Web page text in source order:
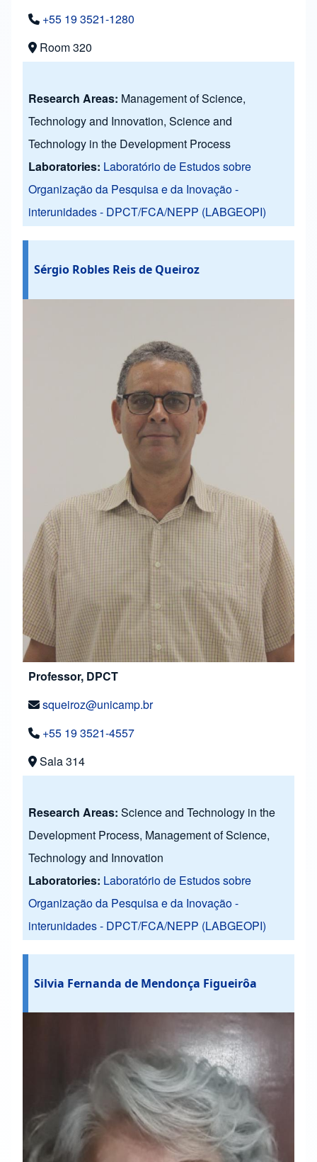
+55 19 3521-1280
Room 320
Research Areas: Management of Science,
Technology and Innovation, Science and
Technology in the Development Process
Laboratories: Laboratório de Estudos sobre
Organização da Pesquisa e da Inovação -
interunidades - DPCT/FCA/NEPP (LABGEOPI)
Sérgio Robles Reis de Queiroz
Professor, DPCT
squeiroz@unicamp.br
+55 19 3521-4557
Sala 314
Research Areas: Science and Technology in the
Development Process, Management of Science,
Technology and Innovation
Laboratories: Laboratório de Estudos sobre
Organização da Pesquisa e da Inovação -
interunidades - DPCT/FCA/NEPP (LABGEOPI)
Silvia Fernanda de Mendonça Figueirôa